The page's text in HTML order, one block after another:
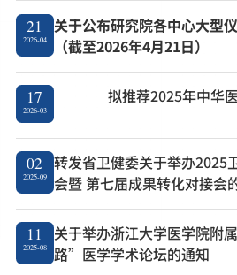
21
2026-04
关于公布研究院各中心大型
（截至2026年4月21日）
17
2026-03
拟推荐2025年中华
02
2025-09
转发省卫健委关于举办2025
会暨 第七届成果转化对接会
11
2025-08
关于举办浙江大学医学院附
路”医学学术论坛的通知